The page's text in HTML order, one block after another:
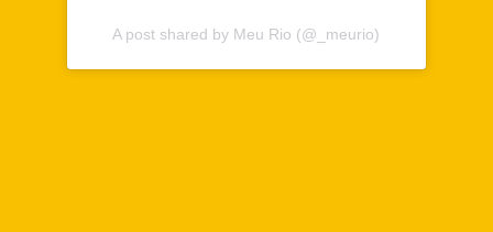
A post shared by Meu Rio (@_meurio)